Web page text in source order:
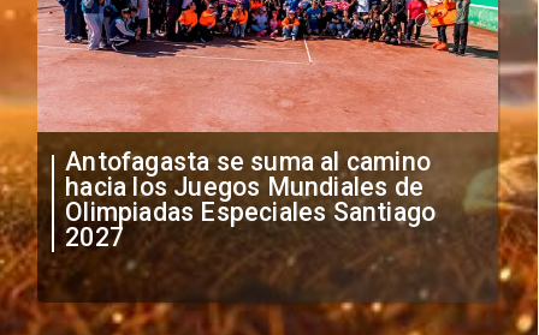
Antofagasta se suma al camino
hacia los Juegos Mundiales de
Olimpiadas Especiales Santiago
2027